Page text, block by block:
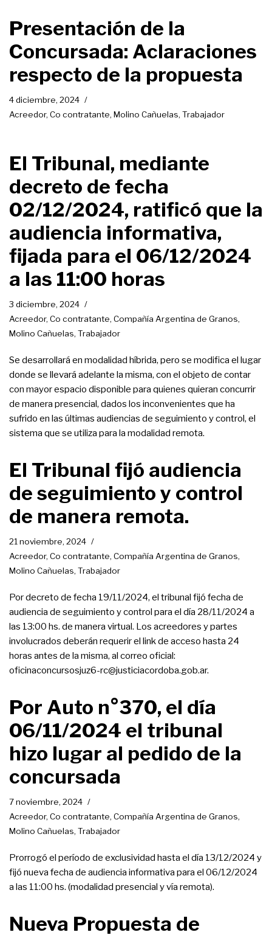
Presentación de la
Concursada: Aclaraciones
respecto de la propuesta
4 diciembre, 2024
Acreedor, Co contratante, Molino Cañuelas, Trabajador
El Tribunal, mediante
decreto de fecha
02/12/2024, ratificó que la
audiencia informativa,
fijada para el 06/12/2024
a las 11:00 horas
3 diciembre, 2024
Acreedor, Co contratante, Compañía Argentina de Granos,
Molino Cañuelas, Trabajador
Se desarrollará en modalidad híbrida, pero se modifica el lugar
donde se llevará adelante la misma, con el objeto de contar
con mayor espacio disponible para quienes quieran concurrir
de manera presencial, dados los inconvenientes que ha
sufrido en las últimas audiencias de seguimiento y control, el
sistema que se utiliza para la modalidad remota.
El Tribunal fijó audiencia
de seguimiento y control
de manera remota.
21 noviembre, 2024
Acreedor, Co contratante, Compañía Argentina de Granos,
Molino Cañuelas, Trabajador
Por decreto de fecha 19/11/2024, el tribunal fijó fecha de
audiencia de seguimiento y control para el día 28/11/2024 a
las 13:00 hs. de manera virtual. Los acreedores y partes
involucrados deberán requerir el link de acceso hasta 24
horas antes de la misma, al correo oficial:
oficinaconcursosjuz6-rc@justiciacordoba.gob.ar.
Por Auto n°370, el día
06/11/2024 el tribunal
hizo lugar al pedido de la
concursada
7 noviembre, 2024
Acreedor, Co contratante, Compañía Argentina de Granos,
Molino Cañuelas, Trabajador
Prorrogó el período de exclusividad hasta el día 13/12/2024 y
fijó nueva fecha de audiencia informativa para el 06/12/2024
a las 11:00 hs. (modalidad presencial y vía remota).
Nueva Propuesta de